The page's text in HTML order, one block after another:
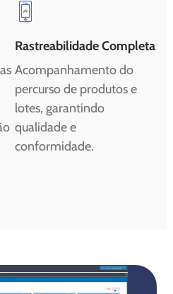
Rastreabilidade Completa
Acompanhamento do
percurso de produtos e
lotes, garantindo
qualidade e
conformidade.